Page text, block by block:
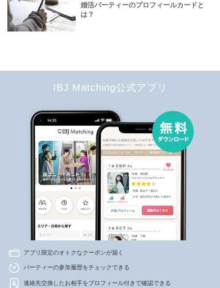
婚活パーティーのプロフィールカードと
は？
IBJ Matching公式アプリ
アプリ限定のオトクなクーポンが届く
パーティーの参加履歴をチェックできる
連絡先交換したお相手をプロフィール付きで確認できる